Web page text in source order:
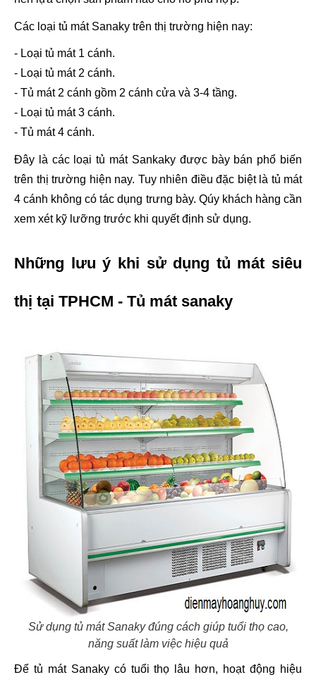
Các loại tủ mát Sanaky trên thị trường hiện nay:
- Loại tủ mát 1 cánh.
- Loại tủ mát 2 cánh.
- Tủ mát 2 cánh gồm 2 cánh cửa và 3-4 tầng.
- Loại tủ mát 3 cánh.
- Tủ mát 4 cánh.
Đây là các loại tủ mát Sankaky được bày bán phổ biến
trên thị trường hiện nay. Tuy nhiên điều đặc biệt là tủ mát
4 cánh không có tác dụng trưng bày. Qúy khách hàng cần
xem xét kỹ lưỡng trước khi quyết định sử dụng.
Những lưu ý khi sử dụng tủ mát siêu
thị tại TPHCM - Tủ mát sanaky
Sử dụng tủ mát Sanaky đúng cách giúp tuổi thọ cao,
năng suất làm việc hiệu quả
Để tủ mát Sanaky có tuổi thọ lâu hơn, hoạt động hiệu